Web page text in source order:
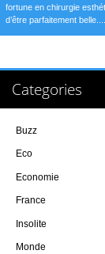
fortune en chirurgie
d’être parfaitement belle....
Categories
Buzz
Eco
Economie
France
Insolite
Monde